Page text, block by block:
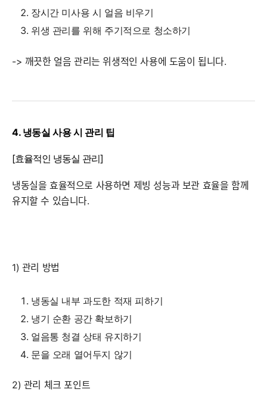
장시간 미사용 시 얼음 비우기
위생 관리를 위해 주기적으로 청소하기
-> 깨끗한 얼음 관리는 위생적인 사용에 도움이 됩니다.
4. 냉동실 사용 시 관리 팁
[효율적인 냉동실 관리]
냉동실을 효율적으로 사용하면 제빙 성능과 보관 효율을 함께
유지할 수 있습니다.
1) 관리 방법
냉동실 내부 과도한 적재 피하기
냉기 순환 공간 확보하기
얼음통 청결 상태 유지하기
문을 오래 열어두지 않기
2) 관리 체크 포인트